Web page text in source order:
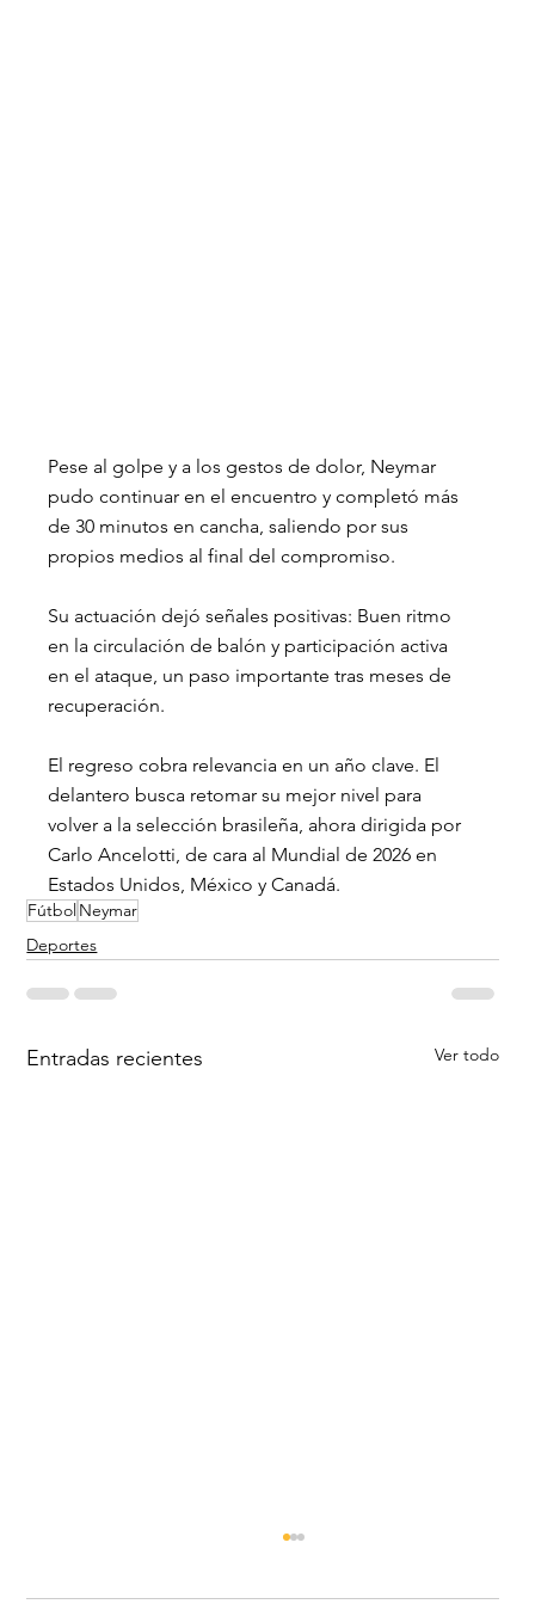
Pese al golpe y a los gestos de dolor, Neymar
pudo continuar en el encuentro y completó más
de 30 minutos en cancha, saliendo por sus
propios medios al final del compromiso.
Su actuación dejó señales positivas: Buen ritmo
en la circulación de balón y participación activa
en el ataque, un paso importante tras meses de
recuperación.
El regreso cobra relevancia en un año clave. El
delantero busca retomar su mejor nivel para
volver a la selección brasileña, ahora dirigida por
Carlo Ancelotti, de cara al Mundial de 2026 en
Estados Unidos, México y Canadá.
FútbolNeymar
Deportes
Entradas recientes Ver todo